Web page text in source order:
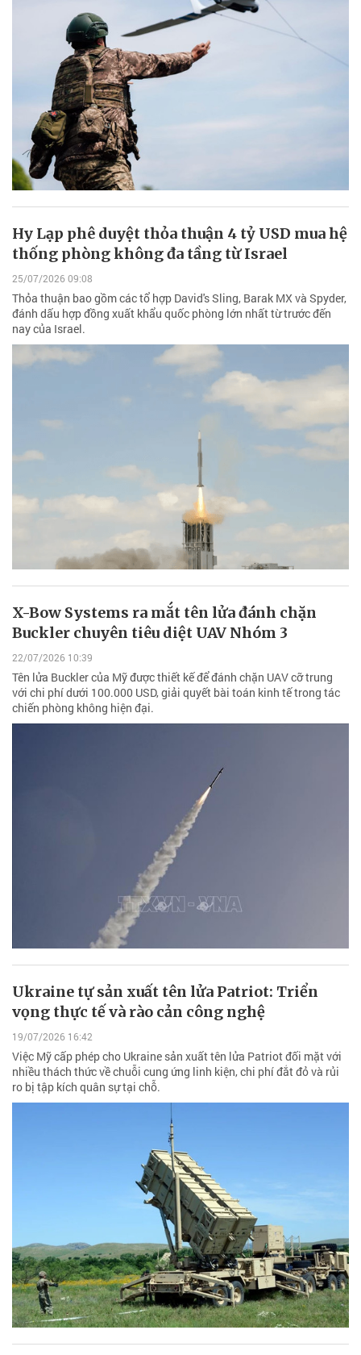
Hy Lạp phê duyệt thỏa thuận 4 tỷ USD mua hệ
thống phòng không đa tầng từ Israel
25/07/2026 09:08
Thỏa thuận bao gồm các tổ hợp David's Sling, Barak MX và Spyder,
đánh dấu hợp đồng xuất khẩu quốc phòng lớn nhất từ trước đến
nay của Israel.
X-Bow Systems ra mắt tên lửa đánh chặn
Buckler chuyên tiêu diệt UAV Nhóm 3
22/07/2026 10:39
Tên lửa Buckler của Mỹ được thiết kế để đánh chặn UAV cỡ trung
với chi phí dưới 100.000 USD, giải quyết bài toán kinh tế trong tác
chiến phòng không hiện đại.
Ukraine tự sản xuất tên lửa Patriot: Triển
vọng thực tế và rào cản công nghệ
19/07/2026 16:42
Việc Mỹ cấp phép cho Ukraine sản xuất tên lửa Patriot đối mặt với
nhiều thách thức về chuỗi cung ứng linh kiện, chi phí đắt đỏ và rủi
ro bị tập kích quân sự tại chỗ.